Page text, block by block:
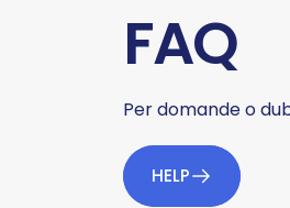
FAQ
Per domande o
HELP